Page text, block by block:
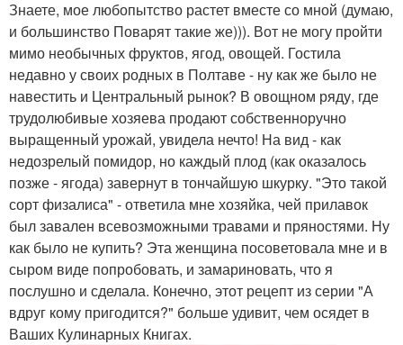
Знаете, мое любопытство растет вместе со мной (думаю,
и большинство Поварят такие же))). Вот не могу пройти
мимо необычных фруктов, ягод, овощей. Гостила
недавно у своих родных в Полтаве - ну как же было не
навестить и Центральный рынок? В овощном ряду, где
трудолюбивые хозяева продают собственноручно
выращенный урожай, увидела нечто! На вид - как
недозрелый помидор, но каждый плод (как оказалось
позже - ягода) завернут в тончайшую шкурку. "Это такой
сорт физалиса" - ответила мне хозяйка, чей прилавок
был завален всевозможными травами и пряностями. Ну
как было не купить? Эта женщина посоветовала мне и в
сыром виде попробовать, и замариновать, что я
послушно и сделала. Конечно, этот рецепт из серии "А
вдруг кому пригодится?" больше удивит, чем осядет в
Ваших Кулинарных Книгах.